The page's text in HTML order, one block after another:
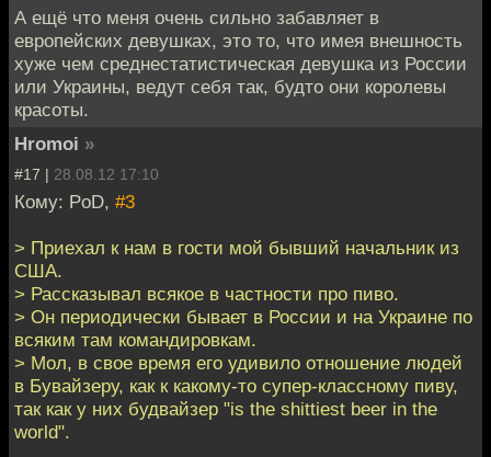
А ещё что меня очень сильно забавляет в
европейских девушках, это то, что имея внешность
хуже чем среднестатистическая девушка из России
или Украины, ведут себя так, будто они королевы
красоты.
Hromoi »
#17 | 28.08.12 17:10
Кому: PoD, #3
> Приехал к нам в гости мой бывший начальник из
США.
> Рассказывал всякое в частности про пиво.
> Он периодически бывает в России и на Украине по
всяким там командировкам.
> Мол, в свое время его удивило отношение людей
в Бувайзеру, как к какому-то супер-классному пиву,
так как у них будвайзер "is the shittiest beer in the
world".